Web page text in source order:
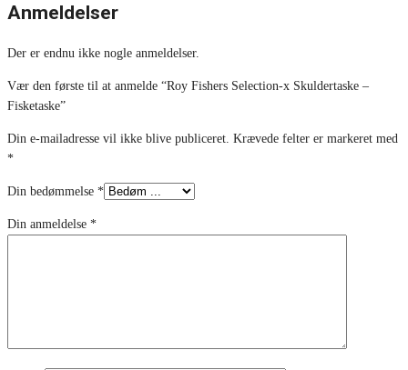
Anmeldelser
Der er endnu ikke nogle anmeldelser.
Vær den første til at anmelde “Roy Fishers Selection-x Skuldertaske –
Fisketaske”
Din e-mailadresse vil ikke blive publiceret. Krævede felter er markeret med
*
Din bedømmelse *
Din anmeldelse *